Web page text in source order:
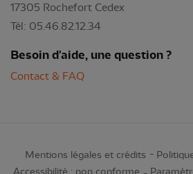
17305 Rochefort Cedex
Tél: 05.46.82.12.34
Besoin d'aide, une question ?
Contact & FAQ
Mentions légales et crédits
Accessibilité : non conforme